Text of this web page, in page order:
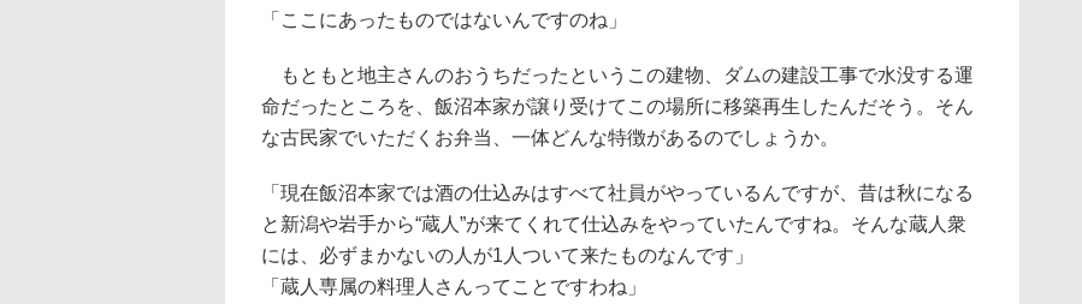
「ここにあったものではないんですのね」
もともと地主さんのおうちだったというこの建物、ダムの建設工事で水没する運
命だったところを、飯沼本家が譲り受けてこの場所に移築再生したんだそう。そん
な古民家でいただくお弁当、一体どんな特徴があるのでしょうか。
「現在飯沼本家では酒の仕込みはすべて社員がやっているんですが、昔は秋になる
と新潟や岩手から“蔵人”が来てくれて仕込みをやっていたんですね。そんな蔵人衆
には、必ずまかないの人が1人ついて来たものなんです」
「蔵人専属の料理人さんってことですわね」